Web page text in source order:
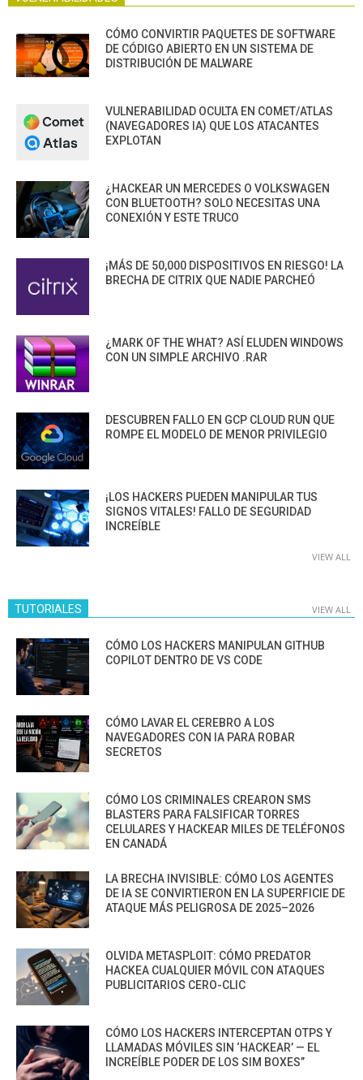
CÓMO CONVIRTIR PAQUETES DE SOFTWARE
DE CÓDIGO ABIERTO EN UN SISTEMA DE
DISTRIBUCIÓN DE MALWARE
VULNERABILIDAD OCULTA EN COMET/ATLAS
(NAVEGADORES IA) QUE LOS ATACANTES
EXPLOTAN
¿HACKEAR UN MERCEDES O VOLKSWAGEN
CON BLUETOOTH? SOLO NECESITAS UNA
CONEXIÓN Y ESTE TRUCO
¡MÁS DE 50,000 DISPOSITIVOS EN RIESGO! LA
BRECHA DE CITRIX QUE NADIE PARCHEÓ
¿MARK OF THE WHAT? ASÍ ELUDEN WINDOWS
CON UN SIMPLE ARCHIVO .RAR
DESCUBREN FALLO EN GCP CLOUD RUN QUE
ROMPE EL MODELO DE MENOR PRIVILEGIO
¡LOS HACKERS PUEDEN MANIPULAR TUS
SIGNOS VITALES! FALLO DE SEGURIDAD
INCREÍBLE
VIEW ALL
TUTORIALES VIEW ALL
CÓMO LOS HACKERS MANIPULAN GITHUB
COPILOT DENTRO DE VS CODE
CÓMO LAVAR EL CEREBRO A LOS
NAVEGADORES CON IA PARA ROBAR
SECRETOS
CÓMO LOS CRIMINALES CREARON SMS
BLASTERS PARA FALSIFICAR TORRES
CELULARES Y HACKEAR MILES DE TELÉFONOS
EN CANADÁ
LA BRECHA INVISIBLE: CÓMO LOS AGENTES
DE IA SE CONVIRTIERON EN LA SUPERFICIE DE
ATAQUE MÁS PELIGROSA DE 2025–2026
OLVIDA METASPLOIT: CÓMO PREDATOR
HACKEA CUALQUIER MÓVIL CON ATAQUES
PUBLICITARIOS CERO-CLIC
CÓMO LOS HACKERS INTERCEPTAN OTPS Y
LLAMADAS MÓVILES SIN ‘HACKEAR’ — EL
INCREÍBLE PODER DE LOS SIM BOXES”